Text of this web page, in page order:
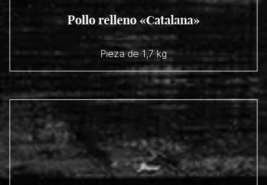
Pollo relleno «Catalana»
Pieza de 1,7 kg